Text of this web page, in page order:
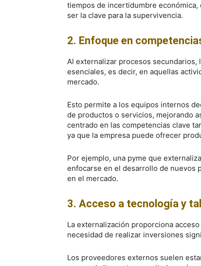
tiempos de incertidumbre
ser la clave para la supervivencia.
2. Enfoque en
Al externalizar procesos secundarios,
esenciales, es decir, en aquellas
mercado.
Esto permite a los equipos internos
de productos o servicios, mejorando
centrado en las competencias clave
ya que la empresa puede ofrecer
Por ejemplo, una pyme que
enfocarse en el desarrollo de nuevos
en el mercado.
3. Acceso a tecnología y
La externalización proporciona
necesidad de realizar inversiones
Los proveedores externos suelen